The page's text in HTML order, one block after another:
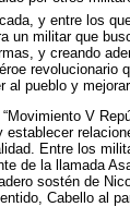
y entre los
un militar que
y creando
pueblo y
V
Entre los
de la llamada
sostén de
Cabello al